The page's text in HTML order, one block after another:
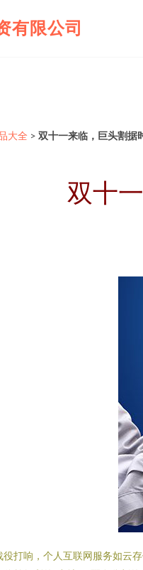
有限公司
大全 > 双十一来临，巨头割据
双十
打响，个人互联网服务如云